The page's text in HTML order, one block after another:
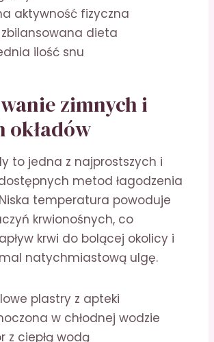
aktywność fizyczna
dieta
ilość snu
zimnych i
okładów
to jedna z najprostszych i
metod łagodzenia
temperatura powoduje
krwionośnych, co
krwi do bolącej okolicy i
natychmiastową ulgę.
plastry z apteki
w chłodnej wodzie
z ciepłą wodą